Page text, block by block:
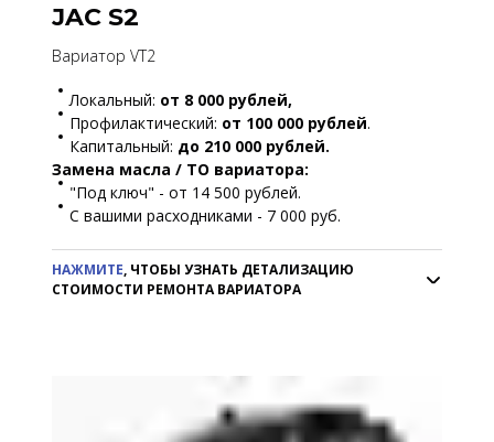
JAC S2
Вариатор VT2
Локальный: от 8 000 рублей,
Профилактический: от 100 000 рублей.
Капитальный: до 210 000 рублей.
Замена масла / ТО вариатора:
"Под ключ" - от 14 500 рублей.
С вашими расходниками - 7 000 руб.
НАЖМИТЕ, ЧТОБЫ УЗНАТЬ ДЕТАЛИЗАЦИЮ
СТОИМОСТИ РЕМОНТА ВАРИАТОРА